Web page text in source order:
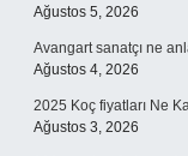
Ağustos 5, 2026
Avangart sanatçı ne
Ağustos 4, 2026
2025 Koç fiyatları Ne
Ağustos 3, 2026